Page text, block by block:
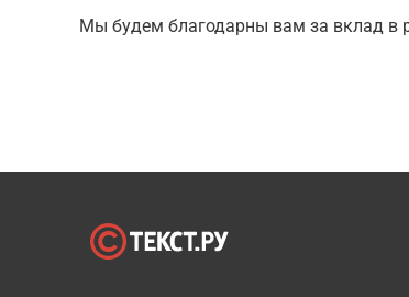
Мы будем благодарны вам за вклад в